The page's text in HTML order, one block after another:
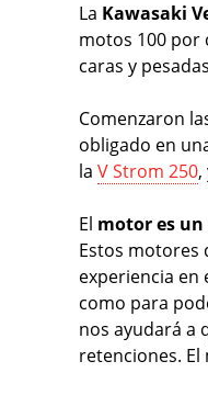
La Kawasaki
motos 100 por
caras y
Comenzaron
obligado en
la V Strom 250,
El motor es
Estos motores
experiencia en
como para
nos ayudará a
retenciones.